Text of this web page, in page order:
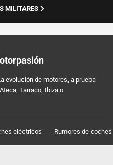
MILITARES
evolución de motores, a prueba
Tarraco, Ibiza o
eléctricos Rumores de coches